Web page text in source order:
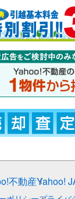
不動産Yahoo!